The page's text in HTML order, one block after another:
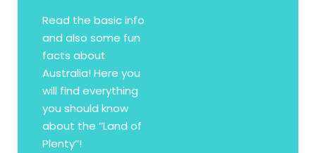
Read the basic info
and also some fun
facts about
Australia! Here you
will find everything
you should know
about the ‘’Land of
Plenty’’!